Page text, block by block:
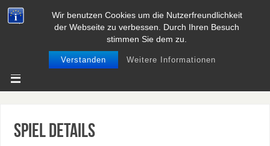
Wir benutzen Cookies um die Nutzerfreundlichkeit
der Webseite zu verbessen. Durch Ihren Besuch
stimmen Sie dem zu.
Verstanden Weitere Informationen
BASEBALL UND SOFTBALL IN
NIEDERSACHSEN
Spiel Details